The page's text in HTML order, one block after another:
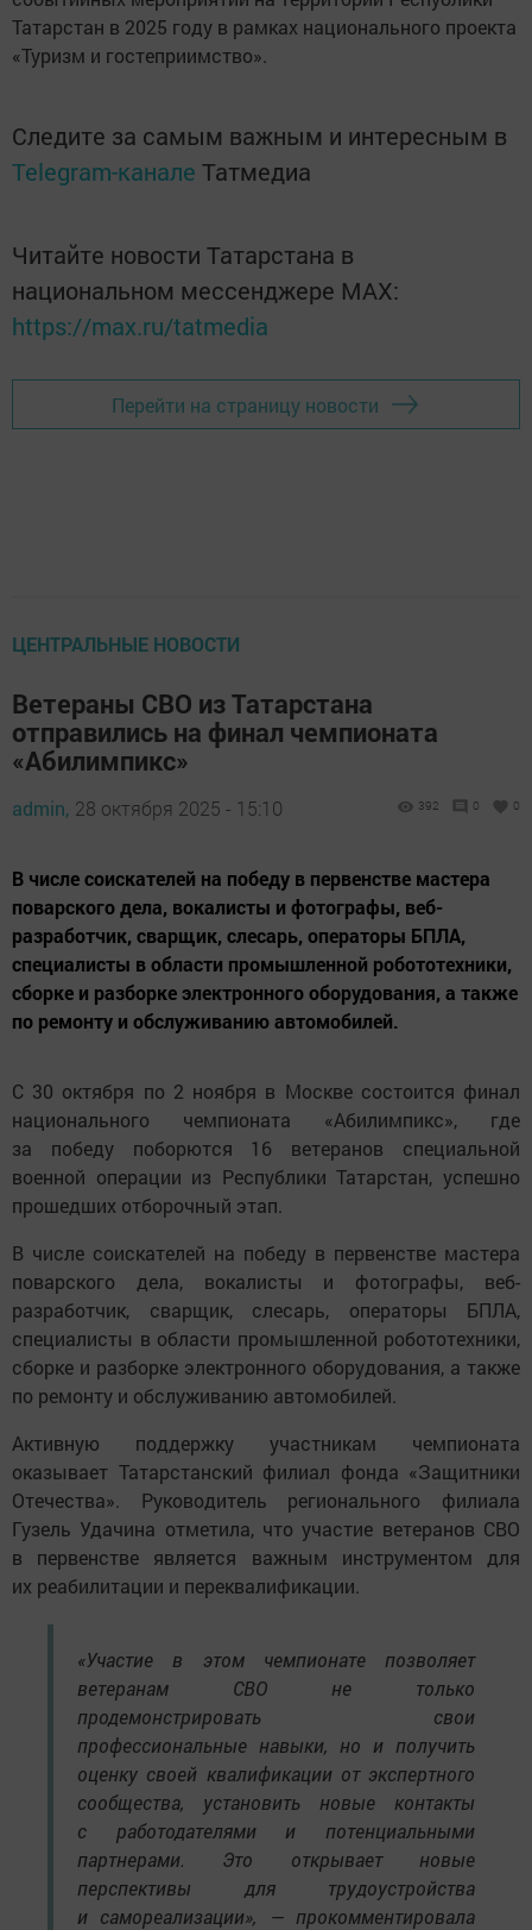
Татарстан в 2025 году в рамках национального проекта
«Туризм и гостеприимство».
Следите за самым важным и интересным в
Telegram-канале Татмедиа
Читайте новости Татарстана в
национальном мессенджере MАХ:
https://max.ru/tatmedia
Перейти на страницу новости
ЦЕНТРАЛЬНЫЕ НОВОСТИ
Ветераны СВО из Татарстана
отправились на финал чемпионата
«Абилимпикс»
admin, 28 октября 2025 - 15:10 392 0 0
В числе соискателей на победу в первенстве мастера
поварского дела, вокалисты и фотографы, веб-
разработчик, сварщик, слесарь, операторы БПЛА,
специалисты в области промышленной робототехники,
сборке и разборке электронного оборудования, а также
по ремонту и обслуживанию автомобилей.
С 30 октября по 2 ноября в Москве состоится финал
национального чемпионата «Абилимпикс», где
за победу поборются 16 ветеранов специальной
военной операции из Республики Татарстан, успешно
прошедших отборочный этап.
В числе соискателей на победу в первенстве мастера
поварского дела, вокалисты и фотографы, веб-
разработчик, сварщик, слесарь, операторы БПЛА,
специалисты в области промышленной робототехники,
сборке и разборке электронного оборудования, а также
по ремонту и обслуживанию автомобилей.
Активную поддержку участникам чемпионата
оказывает Татарстанский филиал фонда «Защитники
Отечества». Руководитель регионального филиала
Гузель Удачина отметила, что участие ветеранов СВО
в первенстве является важным инструментом для
их реабилитации и переквалификации.
«Участие в этом чемпионате позволяет
ветеранам СВО не только
продемонстрировать свои
профессиональные навыки, но и получить
оценку своей квалификации от экспертного
сообщества, установить новые контакты
с работодателями и потенциальными
партнерами. Это открывает новые
перспективы для трудоустройства
и самореализации», — прокомментировала